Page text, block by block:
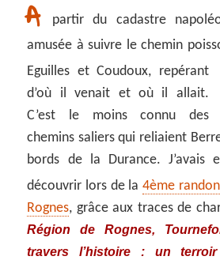
A
partir du cadastre
amusée à suivre le chemin
Eguilles et Coudoux, repérant
d’où il venait et où il allait.
C’est le moins connu des
chemins saliers qui reliaient
bords de la Durance. J’avais
découvrir lors de la4ème
Rognes, grâce aux traces de
Région de Rognes,
travers l’histoire : un